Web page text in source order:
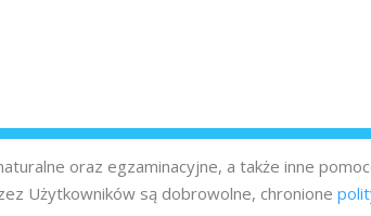
oraz egzaminacyjne, a także inne
Użytkowników są dobrowolne, chronione